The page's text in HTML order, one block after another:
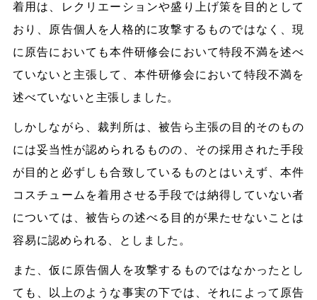
着用は、レクリエーションや盛り上げ策を目的として
おり、原告個人を人格的に攻撃するものではなく、現
に原告においても本件研修会において特段不満を述べ
ていないと主張して、本件研修会において特段不満を
述べていないと主張しました。
しかしながら、裁判所は、被告ら主張の目的そのもの
には妥当性が認められるものの、その採用された手段
が目的と必ずしも合致しているものとはいえず、本件
コスチュームを着用させる手段では納得していない者
については、被告らの述べる目的が果たせないことは
容易に認められる、としました。
また、仮に原告個人を攻撃するものではなかったとし
ても、以上のような事実の下では、それによって原告